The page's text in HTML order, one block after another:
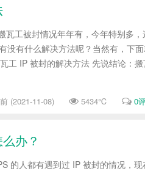
瓦工被封情况年年有，今年特别多
没有什么解决方法呢？当然有，下
工 IP 被封的解决方法 先说结论：
(2021-11-08) 5434℃ 0
办？
的人都有遇到过 IP 被封的情况，